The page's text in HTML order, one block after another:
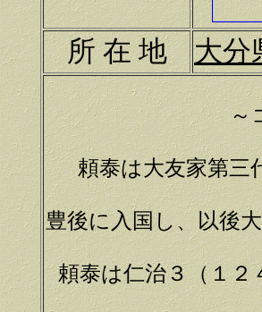
所 在 地 大分
頼泰は大友家第三
豊後に入国し、以後
頼泰は仁治３（１２